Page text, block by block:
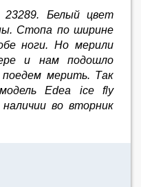
23289. Белый цвет
Стопа по ширине
ноги. Но мерили
и нам подошло
мерить. Так
Edea ice fly
во вторник